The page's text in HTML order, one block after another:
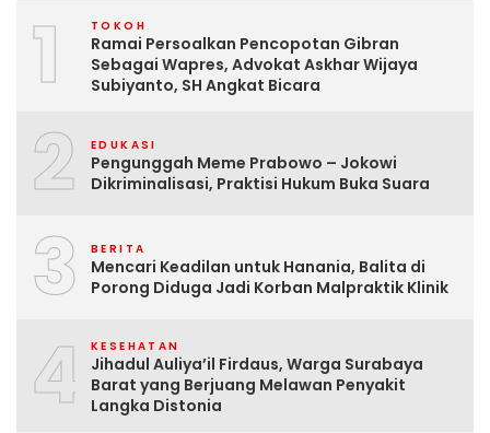
1 TOKOH
Ramai Persoalkan Pencopotan Gibran
Sebagai Wapres, Advokat Askhar Wijaya
Subiyanto, SH Angkat Bicara
2 EDUKASI
Pengunggah Meme Prabowo – Jokowi
Dikriminalisasi, Praktisi Hukum Buka Suara
3 BERITA
Mencari Keadilan untuk Hanania, Balita di
Porong Diduga Jadi Korban Malpraktik Klinik
4 KESEHATAN
Jihadul Auliya’il Firdaus, Warga Surabaya
Barat yang Berjuang Melawan Penyakit
Langka Distonia